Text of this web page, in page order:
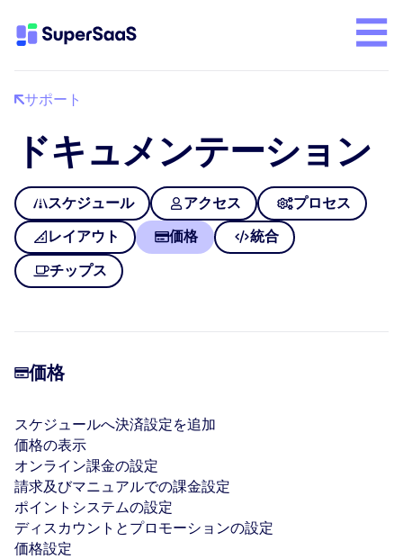
サポート
ドキュメンテーション
スケジュール アクセス プロセス
レイアウト 価格 統合
チップス
価格
スケジュールへ決済設定を追加
価格の表示
オンライン課金の設定
請求及びマニュアルでの課金設定
ポイントシステムの設定
ディスカウントとプロモーションの設定
価格設定